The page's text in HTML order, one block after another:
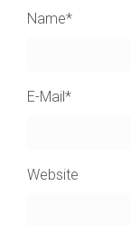
Name*
E-Mail*
Website